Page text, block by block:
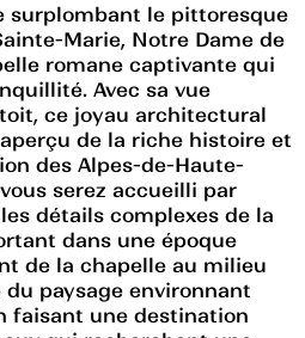
surplombant le pittoresque
Marie, Notre Dame de
romane captivante qui
Avec sa vue
ce joyau architectural
de la riche histoire et
des Alpes-de-Haute-
serez accueilli par
détails complexes de la
dans une époque
de la chapelle au milieu
paysage environnant
faisant une destination